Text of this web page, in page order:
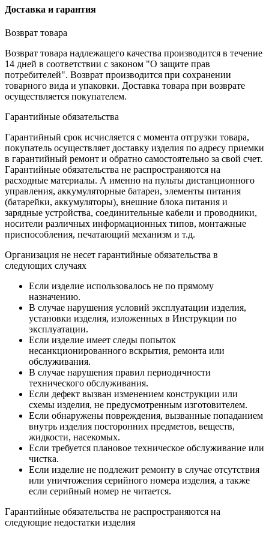
Доставка и гарантия
Возврат товара
Возврат товара надлежащего качества производится в течение
14 дней в соответствии с законом "О защите прав
потребителей". Возврат производится при сохранении
товарного вида и упаковки. Доставка товара при возврате
осуществляется покупателем.
Гарантийные обязательства
Гарантийный срок исчисляется с момента отгрузки товара,
покупатель осуществляет доставку изделия по адресу приемки
в гарантийный ремонт и обратно самостоятельно за свой счет.
Гарантийные обязательства не распространяются на
расходные материалы. А именно на пульты дистанционного
управления, аккумуляторные батареи, элементы питания
(батарейки, аккумуляторы), внешние блока питания и
зарядные устройства, соединительные кабели и проводники,
носители различных информационных типов, монтажные
приспособления, печатающий механизм и т.д.
Организация не несет гарантийные обязательства в
следующих случаях
Если изделие использовалось не по прямому
назначению.
В случае нарушения условий эксплуатации изделия,
установки изделия, изложенных в Инструкции по
эксплуатации.
Если изделие имеет следы попыток
несанкционированного вскрытия, ремонта или
обслуживания.
В случае нарушения правил периодичности
технического обслуживания.
Если дефект вызван изменением конструкции или
схемы изделия, не предусмотренным изготовителем.
Если обнаружены повреждения, вызванные попаданием
внутрь изделия посторонних предметов, веществ,
жидкости, насекомых.
Если требуется плановое техническое обслуживание или
чистка.
Если изделие не подлежит ремонту в случае отсутствия
или уничтожения серийного номера изделия, а также
если серийный номер не читается.
Гарантийные обязательства не распространяются на
следующие недостатки изделия